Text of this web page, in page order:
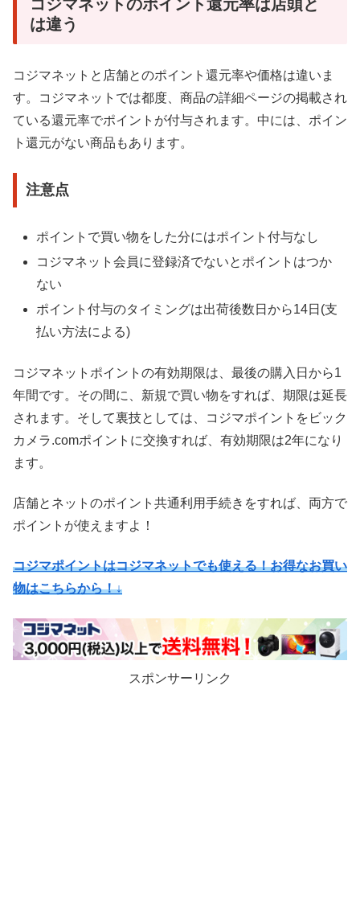
コジマネットのポイント還元率は店頭と
は違う
コジマネットと店舗とのポイント還元率や価格は違いま
す。コジマネットでは都度、商品の詳細ページの掲載され
ている還元率でポイントが付与されます。中には、ポイン
ト還元がない商品もあります。
注意点
ポイントで買い物をした分にはポイント付与なし
コジマネット会員に登録済でないとポイントはつか
ない
ポイント付与のタイミングは出荷後数日から14日(支
払い方法による)
コジマネットポイントの有効期限は、最後の購入日から1
年間です。その間に、新規で買い物をすれば、期限は延長
されます。そして裏技としては、コジマポイントをビック
カメラ.comポイントに交換すれば、有効期限は2年になり
ます。
店舗とネットのポイント共通利用手続きをすれば、両方で
ポイントが使えますよ！
コジマポイントはコジマネットでも使える！お得なお買い
物はこちらから！↓
スポンサーリンク